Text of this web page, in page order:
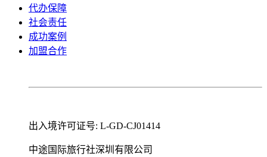
代办保障
社会责任
成功案例
加盟合作
出入境许可证号: L-GD-CJ01414
中途国际旅行社深圳有限公司